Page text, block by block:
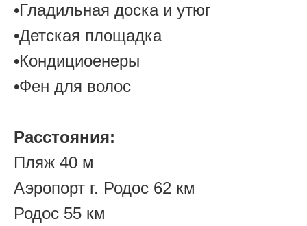
•Гладильная доска и утюг
•Детская площадка
•Кондициоенеры
•Фен для волос
Расстояния:
Пляж 40 м
Аэропорт г. Родос 62 км
Родос 55 км